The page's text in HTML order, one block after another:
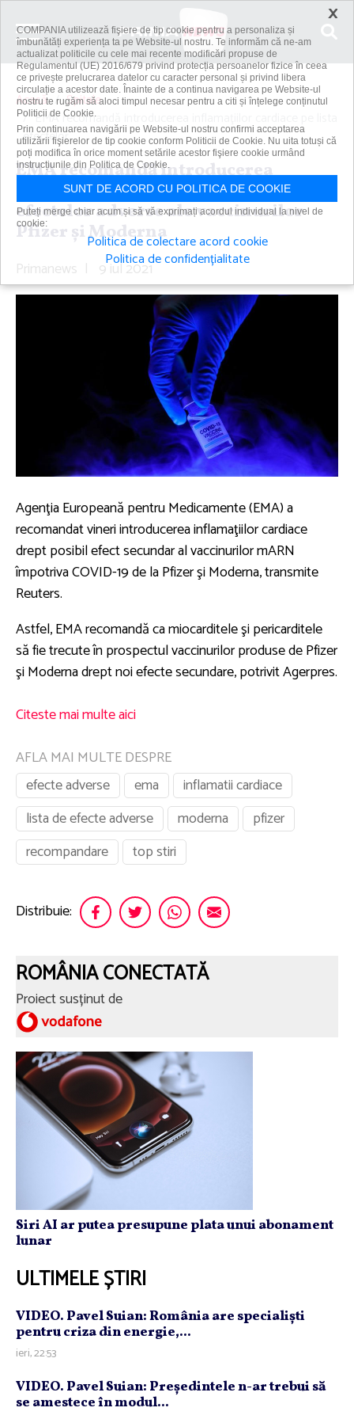
Acasă
Spitale
EMA recomandă introducerea inflamaţiilor cardiace pe lista
efectelor...
EMA recomandă introducerea
inflamaţiilor cardiace pe lista
efectelor adverse ale vaccinurilor
Pfizer şi Moderna
Primanews | 9 iul 2021
Agenţia Europeană pentru Medicamente (EMA) a
recomandat vineri introducerea inflamaţiilor cardiace
drept posibil efect secundar al vaccinurilor mARN
împotriva COVID-19 de la Pfizer şi Moderna, transmite
Reuters.
Astfel, EMA recomandă ca miocarditele şi pericarditele
să fie trecute în prospectul vaccinurilor produse de Pfizer
şi Moderna drept noi efecte secundare, potrivit Agerpres.
Citeste mai multe aici
AFLA MAI MULTE DESPRE
efecte adverse
ema
inflamatii cardiace
lista de efecte adverse
moderna
pfizer
recompandare
top stiri
Distribuie:
ROMÂNIA CONECTATĂ
Proiect susținut de
Siri AI ar putea presupune plata unui abonament
lunar
ULTIMELE ȘTIRI
VIDEO. Pavel Suian: România are specialişti
pentru criza din energie,...
ieri, 22:53
VIDEO. Pavel Suian: Preşedintele n-ar trebui să
se amestece în modul...
×
COMPANIA utilizează fişiere de tip cookie pentru a personaliza și
îmbunătăți experiența ta pe Website-ul nostru. Te informăm că ne-am
actualizat politicile cu cele mai recente modificări propuse de
Regulamentul (UE) 2016/679 privind protecția persoanelor fizice în ceea
ce privește prelucrarea datelor cu caracter personal și privind libera
circulație a acestor date. Înainte de a continua navigarea pe Website-ul
nostru te rugăm să aloci timpul necesar pentru a citi și înțelege conținutul
Politicii de Cookie.
Prin continuarea navigării pe Website-ul nostru confirmi acceptarea
utilizării fişierelor de tip cookie conform Politicii de Cookie. Nu uita totuși că
poți modifica în orice moment setările acestor fişiere cookie urmând
instrucțiunile din Politica de Cookie.
SUNT DE ACORD CU POLITICA DE COOKIE
Puteți merge chiar acum și să vă exprimați acordul individual la nivel de
cookie:
Politica de colectare acord cookie
Politica de confidențialitate